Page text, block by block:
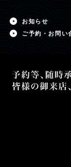
お知らせ
ご予約・お問い